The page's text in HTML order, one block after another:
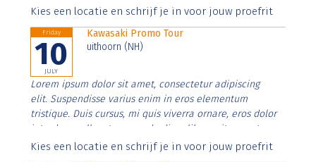
Aenean faucibus nibh et justo cursus id rutrum lorem
Kies een locatie en schrijf je in voor jouw proefrit
Friday
10
JULY
Kawasaki Promo Tour
uithoorn (NH)
Lorem ipsum dolor sit amet, consectetur adipiscing
elit. Suspendisse varius enim in eros elementum
tristique. Duis cursus, mi quis viverra ornare, eros dolor
interdum nulla, ut commodo diam libero vitae erat.
Aenean faucibus nibh et justo cursus id rutrum lorem
Kies een locatie en schrijf je in voor jouw proefrit